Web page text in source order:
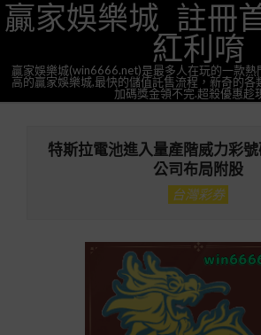
Skip
to贏家娛樂城_註冊
紅利唷
贏家娛樂城(win6666.net)是最多人在玩的一款熱
高的贏家娛樂城,最快的儲值託售流程，新奇的各
加碼獎金領不完.超殺優惠趁
特斯拉電池進入量產階威力彩
公司布局附股
台灣彩券